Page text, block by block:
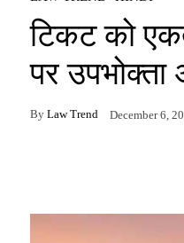
टिकट को
पर उपभोक्ता
By Law Trend December 6,